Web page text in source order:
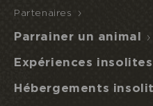
Partenaires
Parrainer un animal
Expériences insolites
Hébergements